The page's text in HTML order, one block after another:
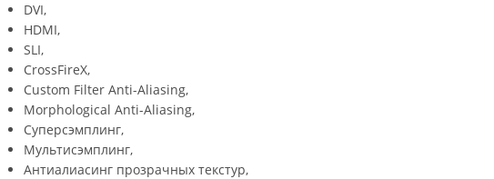
DVI,
HDMI,
SLI,
CrossFireX,
Custom Filter Anti-Aliasing,
Morphological Anti-Aliasing,
Суперсэмплинг,
Мультисэмплинг,
Антиалиасинг прозрачных текстур,